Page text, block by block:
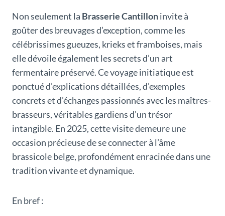
Non seulement la Brasserie Cantilloninvite à
goûter des breuvages d’exception, comme les
célébrissimes gueuzes, krieks et framboises, mais
elle dévoile également les secrets d’un art
fermentaire préservé. Ce voyage initiatique est
ponctué d’explications détaillées, d’exemples
concrets et d’échanges passionnés avec les maîtres-
brasseurs, véritables gardiens d’un trésor
intangible. En 2025, cette visite demeure une
occasion précieuse de se connecter à l’âme
brassicole belge, profondément enracinée dans une
tradition vivante et dynamique.
En bref :